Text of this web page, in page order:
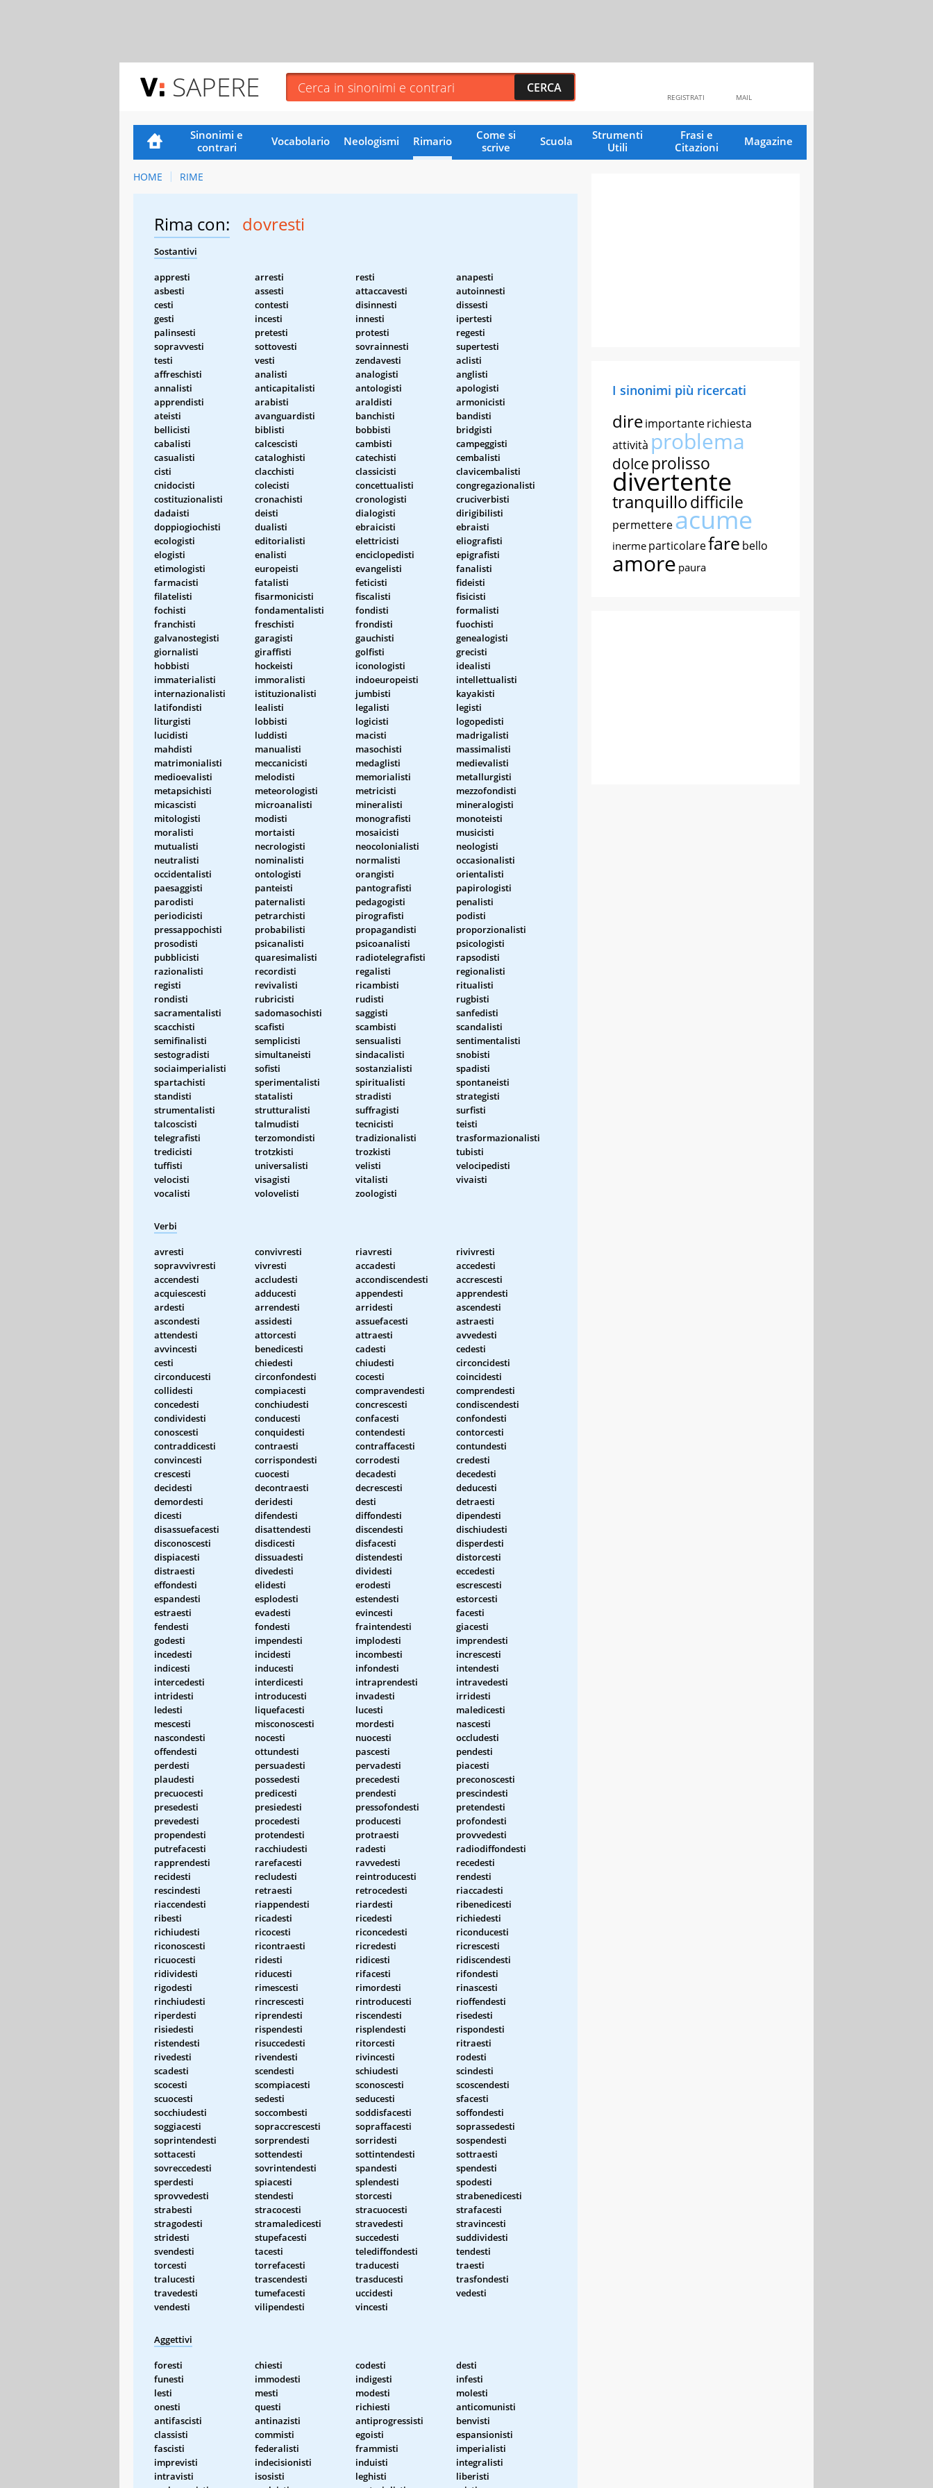
SAPERE MAIL
REGISTRATI
Sinonimi e
contrari
Vocabolario Neologismi Rimario
Come si
scrive
Scuola
Strumenti
Utili
Frasi e
Citazioni
Magazine
HOME RIME
Rima con: dovresti
Sostantivi
appresti arresti resti
anapesti
asbesti
assesti attaccavesti
autoinnesti
cesti
contesti disinnesti
dissesti
gesti
incesti innesti
ipertesti
palinsesti
pretesti protesti
regesti
sopravvesti
sottovesti sovrainnesti
supertesti
testi
vesti zendavesti
aclisti
affreschisti
analisti analogisti
anglisti
annalisti
anticapitalisti antologisti
apologisti
apprendisti
arabisti araldisti
armonicisti
ateisti
avanguardisti banchisti
bandisti
bellicisti
biblisti bobbisti
bridgisti
cabalisti
calcescisti cambisti
campeggisti
casualisti
cataloghisti catechisti
cembalisti
cisti
clacchisti classicisti
clavicembalisti
cnidocisti
colecisti concettualisti
congregazionalisti
costituzionalisti
cronachisti cronologisti
cruciverbisti
dadaisti
deisti dialogisti
dirigibilisti
doppiogiochisti
dualisti ebraicisti
ebraisti
ecologisti
editorialisti elettricisti
eliografisti
elogisti
enalisti enciclopedisti
epigrafisti
etimologisti
europeisti evangelisti
fanalisti
farmacisti
fatalisti feticisti
fideisti
filatelisti
fisarmonicisti fiscalisti
fisicisti
fochisti
fondamentalisti fondisti
formalisti
franchisti
freschisti frondisti
fuochisti
galvanostegisti
garagisti gauchisti
genealogisti
giornalisti
giraffisti golfisti
grecisti
hobbisti
hockeisti iconologisti
idealisti
immaterialisti
immoralisti indoeuropeisti
intellettualisti
internazionalisti
istituzionalisti jumbisti
kayakisti
latifondisti
lealisti legalisti
legisti
liturgisti
lobbisti logicisti
logopedisti
lucidisti
luddisti macisti
madrigalisti
mahdisti
manualisti masochisti
massimalisti
matrimonialisti
meccanicisti medaglisti
medievalisti
medioevalisti
melodisti memorialisti
metallurgisti
metapsichisti
meteorologisti metricisti
mezzofondisti
micascisti
microanalisti mineralisti
mineralogisti
mitologisti
modisti monografisti
monoteisti
moralisti
mortaisti mosaicisti
musicisti
mutualisti
necrologisti neocolonialisti
neologisti
neutralisti
nominalisti normalisti
occasionalisti
occidentalisti
ontologisti orangisti
orientalisti
paesaggisti
panteisti pantografisti
papirologisti
parodisti
paternalisti pedagogisti
penalisti
periodicisti
petrarchisti pirografisti
podisti
pressappochisti
probabilisti propagandisti
proporzionalisti
prosodisti
psicanalisti psicoanalisti
psicologisti
pubblicisti
quaresimalisti radiotelegrafisti
rapsodisti
razionalisti
recordisti regalisti
regionalisti
registi
revivalisti ricambisti
ritualisti
rondisti
rubricisti rudisti
rugbisti
sacramentalisti
sadomasochisti saggisti
sanfedisti
scacchisti
scafisti scambisti
scandalisti
semifinalisti
semplicisti sensualisti
sentimentalisti
sestogradisti
simultaneisti sindacalisti
snobisti
sociaimperialisti
sofisti sostanzialisti
spadisti
spartachisti
sperimentalisti spiritualisti
spontaneisti
standisti
statalisti stradisti
strategisti
strumentalisti
strutturalisti suffragisti
surfisti
talcoscisti
talmudisti tecnicisti
teisti
telegrafisti
terzomondisti tradizionalisti
trasformazionalisti
tredicisti
trotzkisti trozkisti
tubisti
tuffisti
universalisti velisti
velocipedisti
velocisti
visagisti vitalisti
vivaisti
vocalisti
volovelisti zoologisti
Verbi
avresti convivresti riavresti
rivivresti
sopravvivresti
vivresti accadesti
accedesti
accendesti
accludesti accondiscendesti
accrescesti
acquiescesti
adducesti appendesti
apprendesti
ardesti
arrendesti arridesti
ascendesti
ascondesti
assidesti assuefacesti
astraesti
attendesti
attorcesti attraesti
avvedesti
avvincesti
benedicesti cadesti
cedesti
cesti
chiedesti chiudesti
circoncidesti
circonducesti
circonfondesti cocesti
coincidesti
collidesti
compiacesti compravendesti
comprendesti
concedesti
conchiudesti concrescesti
condiscendesti
condividesti
conducesti confacesti
confondesti
conoscesti
conquidesti contendesti
contorcesti
contraddicesti
contraesti contraffacesti
contundesti
convincesti
corrispondesti corrodesti
credesti
crescesti
cuocesti decadesti
decedesti
decidesti
decontraesti decrescesti
deducesti
demordesti
deridesti desti
detraesti
dicesti
difendesti diffondesti
dipendesti
disassuefacesti
disattendesti discendesti
dischiudesti
disconoscesti
disdicesti disfacesti
disperdesti
dispiacesti
dissuadesti distendesti
distorcesti
distraesti
divedesti dividesti
eccedesti
effondesti
elidesti erodesti
escrescesti
espandesti
esplodesti estendesti
estorcesti
estraesti
evadesti evincesti
facesti
fendesti
fondesti fraintendesti
giacesti
godesti
impendesti implodesti
imprendesti
incedesti
incidesti incombesti
increscesti
indicesti
inducesti infondesti
intendesti
intercedesti
interdicesti intraprendesti
intravedesti
intridesti
introducesti invadesti
irridesti
ledesti
liquefacesti lucesti
maledicesti
mescesti
misconoscesti mordesti
nascesti
nascondesti
nocesti nuocesti
occludesti
offendesti
ottundesti pascesti
pendesti
perdesti
persuadesti pervadesti
piacesti
plaudesti
possedesti precedesti
preconoscesti
precuocesti
predicesti prendesti
prescindesti
presedesti
presiedesti pressofondesti
pretendesti
prevedesti
procedesti producesti
profondesti
propendesti
protendesti protraesti
provvedesti
putrefacesti
racchiudesti radesti
radiodiffondesti
rapprendesti
rarefacesti ravvedesti
recedesti
recidesti
recludesti reintroducesti
rendesti
rescindesti
retraesti retrocedesti
riaccadesti
riaccendesti
riappendesti riardesti
ribenedicesti
ribesti
ricadesti ricedesti
richiedesti
richiudesti
ricocesti riconcedesti
riconducesti
riconoscesti
ricontraesti ricredesti
ricrescesti
ricuocesti
ridesti ridicesti
ridiscendesti
ridividesti
riducesti rifacesti
rifondesti
rigodesti
rimescesti rimordesti
rinascesti
rinchiudesti
rincrescesti rintroducesti
rioffendesti
riperdesti
riprendesti riscendesti
risedesti
risiedesti
rispendesti risplendesti
rispondesti
ristendesti
risuccedesti ritorcesti
ritraesti
rivedesti
rivendesti rivincesti
rodesti
scadesti
scendesti schiudesti
scindesti
scocesti
scompiacesti sconoscesti
scoscendesti
scuocesti
sedesti seducesti
sfacesti
socchiudesti
soccombesti soddisfacesti
soffondesti
soggiacesti
sopraccrescesti sopraffacesti
soprassedesti
soprintendesti
sorprendesti sorridesti
sospendesti
sottacesti
sottendesti sottintendesti
sottraesti
sovreccedesti
sovrintendesti spandesti
spendesti
sperdesti
spiacesti splendesti
spodesti
sprovvedesti
stendesti storcesti
strabenedicesti
strabesti
stracocesti stracuocesti
strafacesti
stragodesti
stramaledicesti stravedesti
stravincesti
stridesti
stupefacesti succedesti
suddividesti
svendesti
tacesti telediffondesti
tendesti
torcesti
torrefacesti traducesti
traesti
tralucesti
trascendesti trasducesti
trasfondesti
travedesti
tumefacesti uccidesti
vedesti
vendesti
vilipendesti vincesti
Aggettivi
foresti chiesti codesti
desti
funesti
immodesti indigesti
infesti
lesti
mesti modesti
molesti
onesti
questi richiesti
anticomunisti
antifascisti
antinazisti antiprogressisti
benvisti
classisti
commisti egoisti
espansionisti
fascisti
federalisti frammisti
imperialisti
imprevisti
indecisionisti induisti
integralisti
intravisti
isosisti leghisti
liberisti
I sinonimi più ricercati
direimportanterichiesta
attività problema
dolce prolisso
divertente
tranquillodifficile
permettereacume
inerme particolarefare bello
amore paura